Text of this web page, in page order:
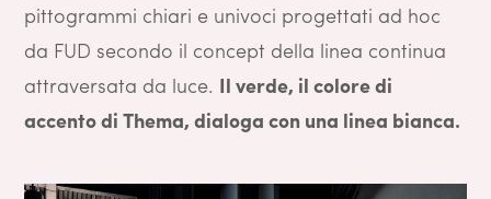
pittogrammi chiari e univoci progettati ad hoc
da FUD secondo il concept della linea continua
attraversata da luce. Il verde, il colore di
accento di Thema, dialoga con una linea bianca.